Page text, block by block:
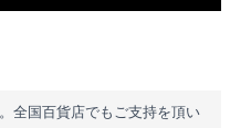
全国百貨店でもご支持を頂い